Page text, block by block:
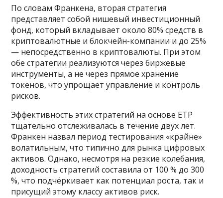
По словам Франкена, вторая стратегия
представляет собой нишевый инвестиционный
фонд, который вкладывает около 80% средств в
криптовалютные и блокчейн-компании и до 25%
— непосредственно в криптовалюты. При этом
обе стратегии реализуются через биржевые
инструменты, а не через прямое хранение
токенов, что упрощает управление и контроль
рисков.
Эффективность этих стратегий на основе ETP
тщательно отслеживалась в течение двух лет.
Франкен назвал период тестирования «крайне»
волатильным, что типично для рынка цифровых
активов. Однако, несмотря на резкие колебания,
доходность стратегий составила от 100 % до 300
%, что подчёркивает как потенциал роста, так и
присущий этому классу активов риск.